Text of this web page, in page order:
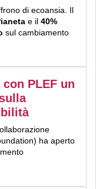
di ecoansia. Il
e il 40%
sul cambiamento
PLEF un
ha aperto